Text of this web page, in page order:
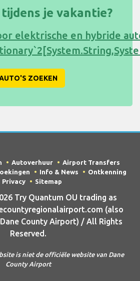
je vakantie?
elektrische en hybride
ZOEKEN
Autoverhuur
Airport Transfers
Info & News
Ontkenning
Privacy
Sitemap
Try Quantum OU trading as
(also
County Airport) / All Rights
Reserved.
is niet de officiële website van Dane
County Airport